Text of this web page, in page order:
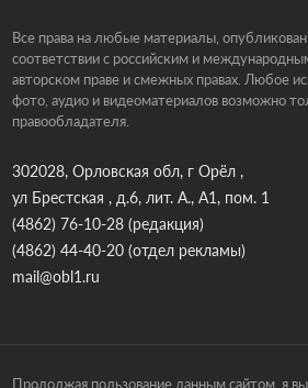
Все права на любые материалы,
соответствии с российским и
авторском праве и смежных правах. Любое
фото, аудио и видеоматериалов возможно
правообладателя.
302028, Орловская обл, г Орёл ,
ул Брестская , д.6, лит. А., А1, пом. 1
(4862) 76-10-28(редакция)
(4862) 44-40-20(отдел рекламы)
mail@obl1.ru
Продолжая пользование данным сайтом, я